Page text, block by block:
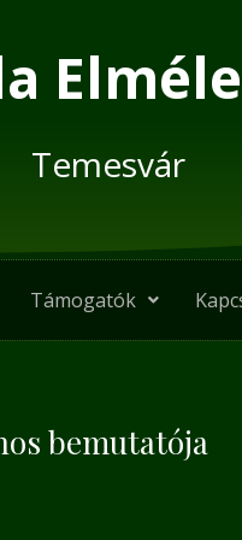
Temesvár
Támogatók
bemutatója